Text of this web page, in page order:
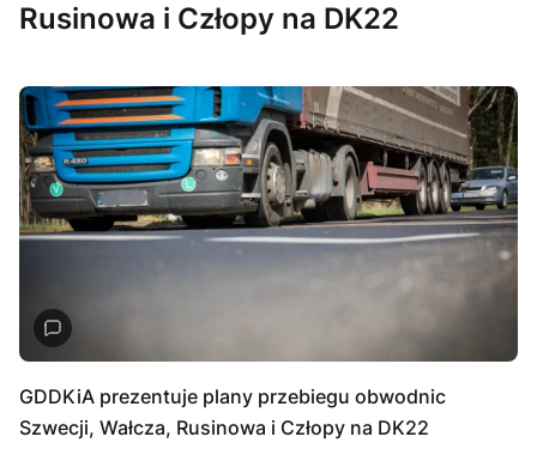
Rusinowa i Człopy na DK22
GDDKiA prezentuje plany przebiegu obwodnic
Szwecji, Wałcza, Rusinowa i Człopy na DK22